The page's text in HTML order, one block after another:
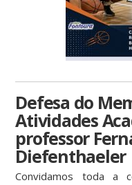
Defesa do
Atividades
professor
Diefenthaeler
Convidamos toda a